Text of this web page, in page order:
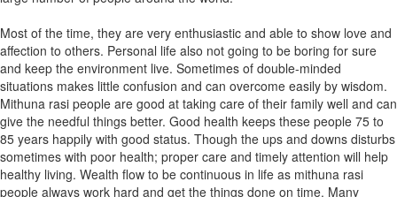
Most of the time, they are very enthusiastic and able to show love and
affection to others. Personal life also not going to be boring for sure
and keep the environment live. Sometimes of double-minded
situations makes little confusion and can overcome easily by wisdom.
Mithuna rasi people are good at taking care of their family well and can
give the needful things better. Good health keeps these people 75 to
85 years happily with good status. Though the ups and downs disturbs
sometimes with poor health; proper care and timely attention will help
healthy living. Wealth flow to be continuous in life as mithuna rasi
people always work hard and get the things done on time. Many